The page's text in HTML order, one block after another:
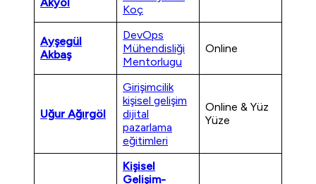
Akyol
Koç
Ayşegül
Akbaş
DevOps
Mühendisliği
Mentorlugu
Online
Uğur Ağırgöl
Girişimcilik
kişisel gelişim
dijital
pazarlama
eğitimleri
Online & Yüz
Yüze
Kişisel
Gelişim-